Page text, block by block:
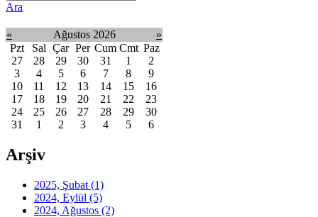
Ara
« Ağustos 2026
»
Pzt
Sal Çar Per Cum Cmt Paz
27
28 29 30 31 1
2
3
4 5 6 7 8
9
10
11 12 13 14 15
16
17
18 19 20 21 22
23
24
25 26 27 28 29
30
31
1 2 3 4 5 6
Arşiv
2025, Şubat (1)
2024, Eylül (5)
2024, Ağustos (2)